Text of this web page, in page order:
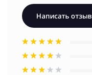
Написать отзыв